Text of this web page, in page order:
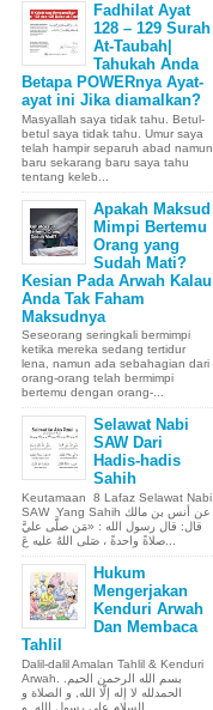
Fadhilat Ayat
128 – 129 Surah
At-Taubah|
Tahukah Anda
Betapa POWERnya Ayat-
ayat ini Jika diamalkan?
Masyallah saya tidak tahu. Betul-
betul saya tidak tahu. Umur saya
telah hampir separuh abad namun
baru sekarang baru saya tahu
tentang keleb...
Apakah Maksud
Mimpi Bertemu
Orang yang
Sudah Mati?
Kesian Pada Arwah Kalau
Anda Tak Faham
Maksudnya
Seseorang seringkali bermimpi
ketika mereka sedang tertidur
lena, namun ada sebahagian dari
orang-orang telah bermimpi
bertemu dengan orang-...
Selawat Nabi
SAW Dari
Hadis-hadis
Sahih
Keutamaan 8 Lafaz Selawat Nabi
SAW Yang Sahih عن أنس بن مالك
قال: قال رسول الله : «مَن صلَّى عليَّ
Hukum
Mengerjakan
Kenduri Arwah
Dan Membaca
Tahlil
Dalil-dalil Amalan Tahlil & Kenduri
Arwah. بسم الله الرحمن الحيم.
الحمدلله لا إله إلّا الله, و الصلاة و